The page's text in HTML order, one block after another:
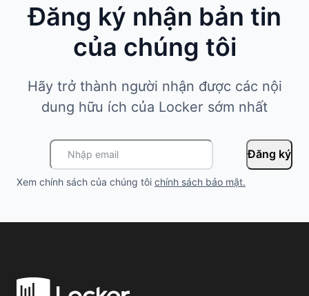
Đăng ký nhận bản tin
của chúng tôi
Hãy trở thành người nhận được các nội
dung hữu ích của Locker sớm nhất
Đăng ký
Xem chính sách của chúng tôi chính sách bảo mật.